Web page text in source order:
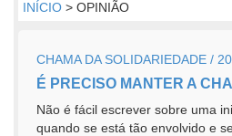
INÍCIO > OPINIÃO
CHAMA DA SOLIDARIEDADE /
É PRECISO MANTER A
Não é fácil escrever sobre uma
quando se está tão envolvido e